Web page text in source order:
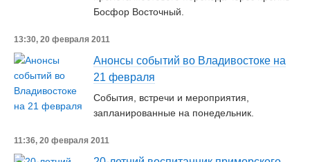
Босфор Восточный.
13:30, 20 февраля 2011
Анонсы событий во Владивостоке на
21 февраля
События, встречи и мероприятия,
запланированные на понедельник.
11:36, 20 февраля 2011